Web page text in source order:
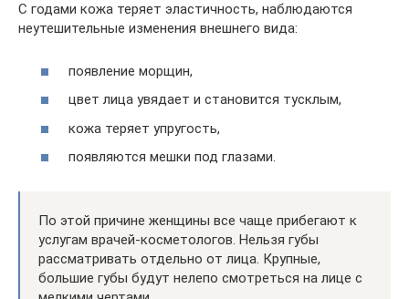
С годами кожа теряет эластичность, наблюдаются
неутешительные изменения внешнего вида:
появление морщин,
цвет лица увядает и становится тусклым,
кожа теряет упругость,
появляются мешки под глазами.
По этой причине женщины все чаще прибегают к
услугам врачей-косметологов. Нельзя губы
рассматривать отдельно от лица. Крупные,
большие губы будут нелепо смотреться на лице с